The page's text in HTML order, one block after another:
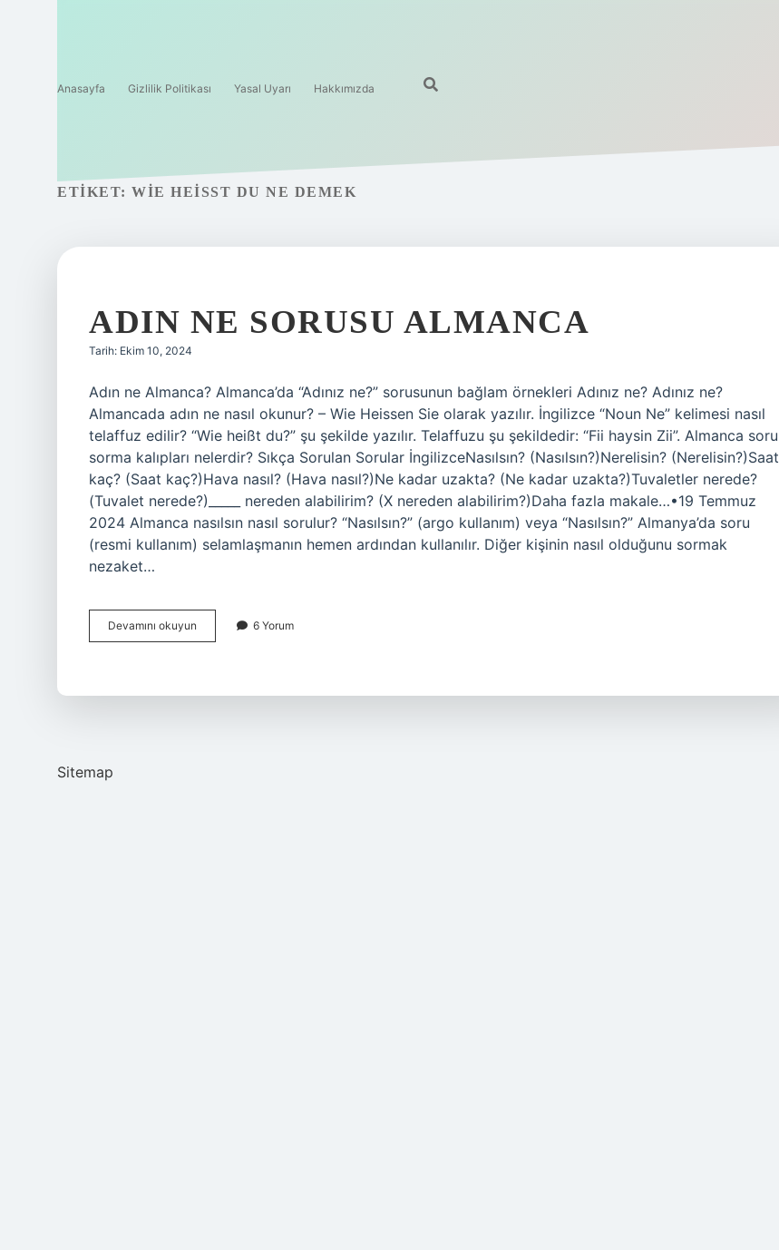
Anasayfa Gizlilik Politikası Yasal Uyarı Hakkımızda
ETIKET: WIE HEISST DU NE DEMEK
ADIN NE SORUSU ALMANCA
Tarih: Ekim 10, 2024
Adın ne Almanca? Almanca’da “Adınız ne?” sorusunun bağlam örnekleri Adınız ne? Adınız ne?
Almancada adın ne nasıl okunur? – Wie Heissen Sie olarak yazılır. İngilizce “Noun Ne” kelimesi nasıl
telaffuz edilir? “Wie heißt du?” şu şekilde yazılır. Telaffuzu şu şekildedir: “Fii haysin Zii”. Almanca soru
sorma kalıpları nelerdir? Sıkça Sorulan Sorular İngilizceNasılsın? (Nasılsın?)Nerelisin? (Nerelisin?)Saat
kaç? (Saat kaç?)Hava nasıl? (Hava nasıl?)Ne kadar uzakta? (Ne kadar uzakta?)Tuvaletler nerede?
(Tuvalet nerede?)_____ nereden alabilirim? (X nereden alabilirim?)Daha fazla makale…•19 Temmuz
2024 Almanca nasılsın nasıl sorulur? “Nasılsın?” (argo kullanım) veya “Nasılsın?” Almanya’da soru
(resmi kullanım) selamlaşmanın hemen ardından kullanılır. Diğer kişinin nasıl olduğunu sormak
nezaket…
Devamını okuyun
Ne
6 Yorum
Sitemap